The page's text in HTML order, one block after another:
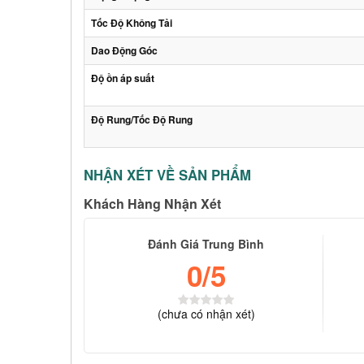
Tốc Độ Không Tải
Dao Động Góc
Độ ồn áp suất
Độ Rung/Tốc Độ Rung
NHẬN XÉT VỀ SẢN PHẨM
Khách Hàng Nhận Xét
Đánh Giá Trung Bình
0/5
(chưa có nhận xét)